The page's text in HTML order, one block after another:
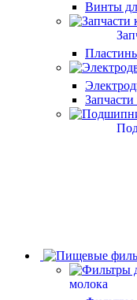
Винты
Запчасти
молока